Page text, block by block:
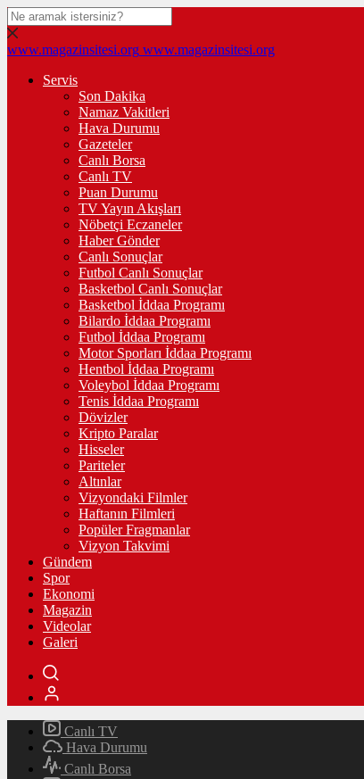
www.magazinsitesi.org www.magazinsitesi.org
Servis
Son Dakika
Namaz Vakitleri
Hava Durumu
Gazeteler
Canlı Borsa
Canlı TV
Puan Durumu
TV Yayın Akışları
Nöbetçi Eczaneler
Haber Gönder
Canlı Sonuçlar
Futbol Canlı Sonuçlar
Basketbol Canlı Sonuçlar
Basketbol İddaa Programı
Bilardo İddaa Programı
Futbol İddaa Programı
Motor Sporları İddaa Programı
Hentbol İddaa Programı
Voleybol İddaa Programı
Tenis İddaa Programı
Dövizler
Kripto Paralar
Hisseler
Pariteler
Altınlar
Vizyondaki Filmler
Haftanın Filmleri
Popüler Fragmanlar
Vizyon Takvimi
Gündem
Spor
Ekonomi
Magazin
Videolar
Galeri
Canlı TV
Hava Durumu
Canlı Borsa